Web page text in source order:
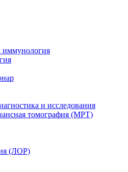
иммунология
и исследования
томография (МРТ)
(ЛОР)